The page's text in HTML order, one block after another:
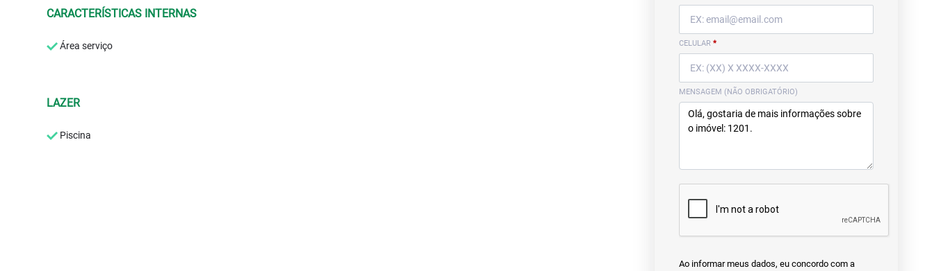
CARACTERÍSTICAS INTERNAS
Área serviço
LAZER
Piscina
CELULAR *
MENSAGEM (NÃO OBRIGATÓRIO)
Ao informar meus dados, eu concordo com a